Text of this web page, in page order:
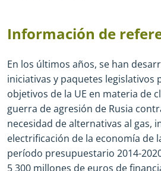
Información de
En los últimos años, se han
iniciativas y paquetes legislativos
objetivos de la UE en materia de
guerra de agresión de Rusia
necesidad de alternativas al gas,
electrificación de la economía de
período presupuestario 2014-
5 300 millones de euros de